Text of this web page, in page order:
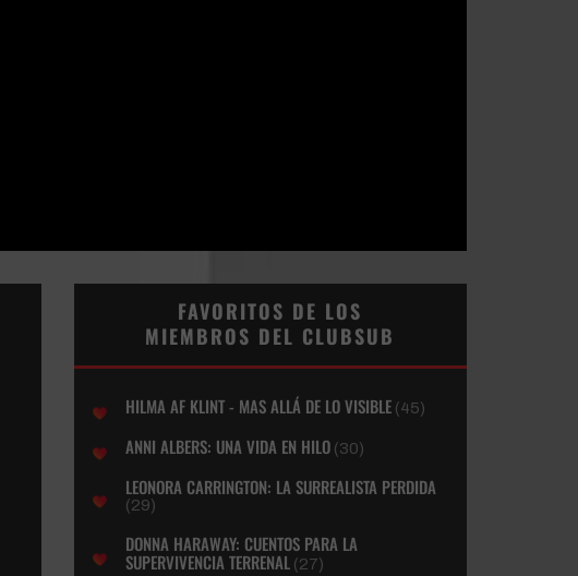
FAVORITOS DE LOS
MIEMBROS DEL CLUBSUB
HILMA AF KLINT - MAS ALLÁ DE LO VISIBLE (45)
ANNI ALBERS: UNA VIDA EN HILO (30)
LEONORA CARRINGTON: LA SURREALISTA PERDIDA
(29)
DONNA HARAWAY: CUENTOS PARA LA
SUPERVIVENCIA TERRENAL (27)